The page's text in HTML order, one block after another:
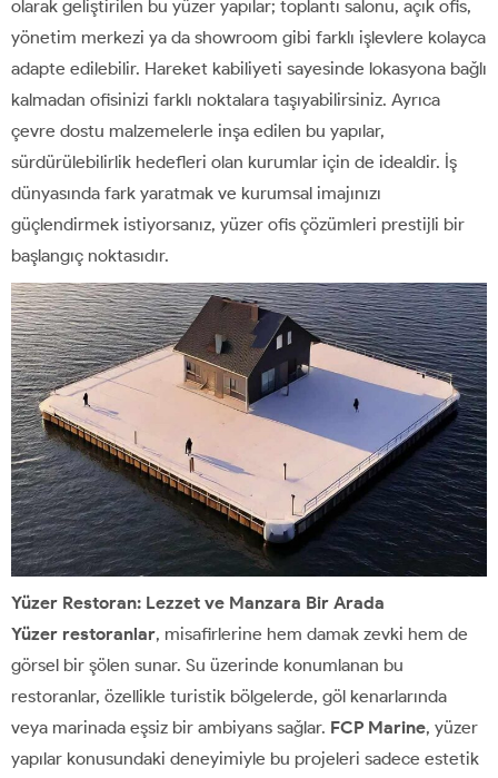
olarak geliştirilen bu yüzer yapılar; toplantı salonu, açık ofis,
yönetim merkezi ya da showroom gibi farklı işlevlere kolayca
adapte edilebilir. Hareket kabiliyeti sayesinde lokasyona bağlı
kalmadan ofisinizi farklı noktalara taşıyabilirsiniz. Ayrıca
çevre dostu malzemelerle inşa edilen bu yapılar,
sürdürülebilirlik hedefleri olan kurumlar için de idealdir. İş
dünyasında fark yaratmak ve kurumsal imajınızı
güçlendirmek istiyorsanız, yüzer ofis çözümleri prestijli bir
başlangıç noktasıdır.
Yüzer Restoran: Lezzet ve Manzara Bir Arada
Yüzer restoranlar, misafirlerine hem damak zevki hem de
görsel bir şölen sunar. Su üzerinde konumlanan bu
restoranlar, özellikle turistik bölgelerde, göl kenarlarında
veya marinada eşsiz bir ambiyans sağlar. FCP Marine, yüzer
yapılar konusundaki deneyimiyle bu projeleri sadece estetik